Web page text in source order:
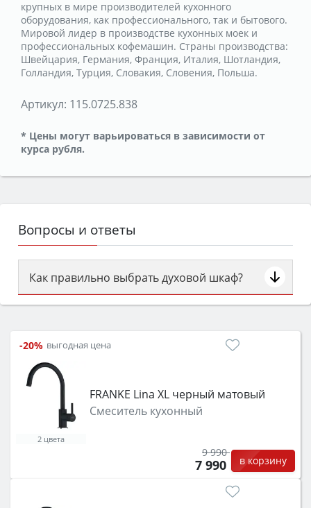
крупных в мире производителей кухонного
оборудования, как профессионального, так и бытового.
Мировой лидер в производстве кухонных моек и
профессиональных кофемашин. Страны производства:
Швейцария, Германия, Франция, Италия, Шотландия,
Голландия, Турция, Словакия, Словения, Польша.
Артикул: 115.0725.838
* Цены могут варьироваться в зависимости от
курса рубля.
Вопросы и ответы
Как правильно выбрать духовой шкаф?
Сначала определитесь с типом (газовый или
затем смотрите на объём 50–70 л для семьи,
класс энергопотребления не ниже A и нужные
функции (конвекция, гриль, самоочистка,
защита от детей).
-20% выгодная цена
FRANKE Lina XL черный матовый
Смеситель кухонный
9 990
7 990 в корзину
2 цвета